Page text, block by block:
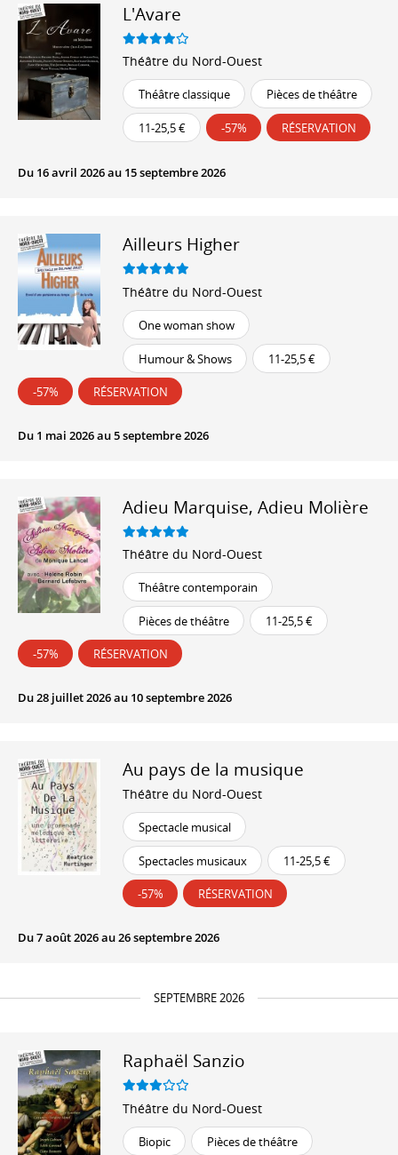
L'Avare
Théâtre du Nord-Ouest
Théâtre classique Pièces de théâtre
11-25,5 € -57% RÉSERVATION
Du 16 avril 2026 au 15 septembre 2026
Ailleurs Higher
Théâtre du Nord-Ouest
One woman show
Humour & Shows 11-25,5 €
-57% RÉSERVATION
Du 1 mai 2026 au 5 septembre 2026
Adieu Marquise, Adieu Molière
Théâtre du Nord-Ouest
Théâtre contemporain
Pièces de théâtre 11-25,5 €
-57% RÉSERVATION
Du 28 juillet 2026 au 10 septembre 2026
Au pays de la musique
Théâtre du Nord-Ouest
Spectacle musical
Spectacles musicaux 11-25,5 €
-57% RÉSERVATION
Du 7 août 2026 au 26 septembre 2026
SEPTEMBRE 2026
Raphaël Sanzio
Théâtre du Nord-Ouest
Biopic Pièces de théâtre